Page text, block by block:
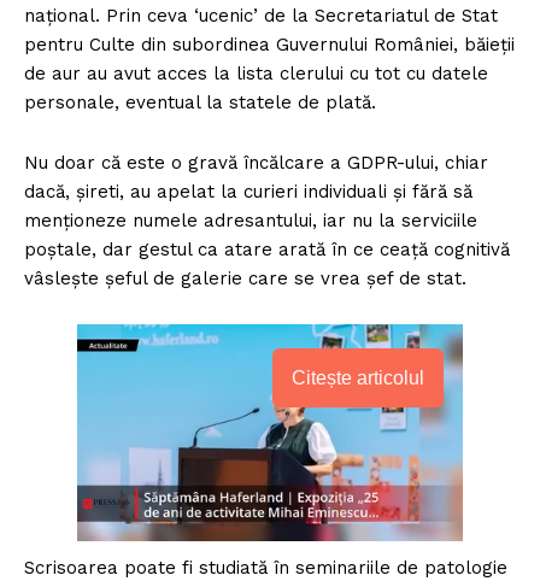
național. Prin ceva ‘ucenic’ de la Secretariatul de Stat
pentru Culte din subordinea Guvernului României, băieții
de aur au avut acces la lista clerului cu tot cu datele
personale, eventual la statele de plată.
Nu doar că este o gravă încălcare a GDPR-ului, chiar
dacă, șireti, au apelat la curieri individuali și fără să
menționeze numele adresantului, iar nu la serviciile
poștale, dar gestul ca atare arată în ce ceață cognitivă
vâslește șeful de galerie care se vrea șef de stat.
Citește articolul
Scrisoarea poate fi studiată în seminariile de patologie